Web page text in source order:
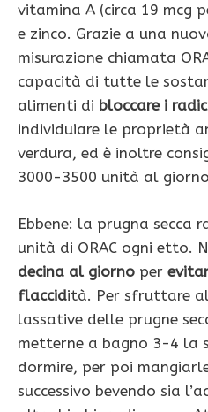
vitamina A (circa 19 mcg
e zinco. Grazie a una
misurazione chiama­ta
capacità di tutte le
alimenti di bloccare i
individuiare le proprietà
verdura, ed è inoltre
3000-3500 unità al
Ebbene: la prugna secca
unità di ORAC ogni etto.
decina al giorno per
flaccidità. Per sfruttare
lassative delle prugne
metterne a bagno 3-4 la
dormire, per poi
successivo bevendo sia